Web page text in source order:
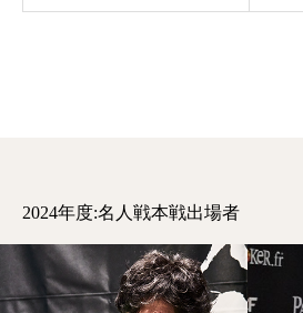
2024年度:名人戦本戦出場者